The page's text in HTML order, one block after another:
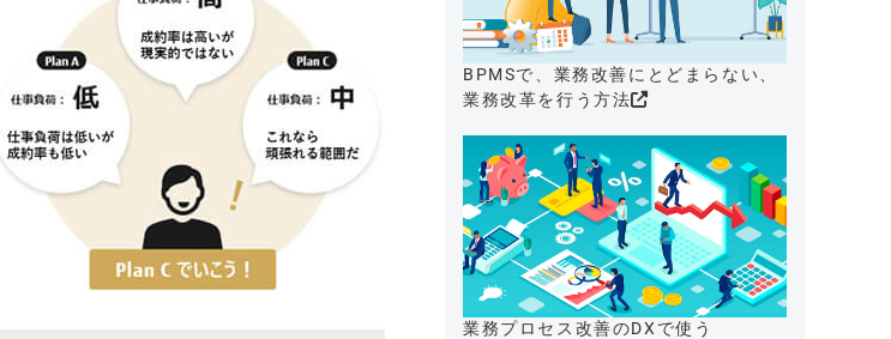
BPMSで、業務改善にとどまらない、
業務改革を行う方法
業務プロセス改善のDXで使う